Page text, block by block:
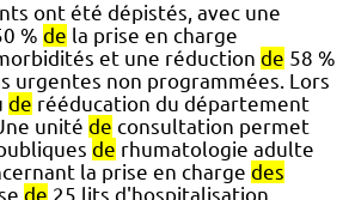
ont été dépistés, avec une
% de la prise en charge
et une réduction de 58 %
urgentes non programmées. Lors
de rééducation du département
unité de consultation permet
de rhumatologie adulte
la prise en charge des
de 25 lits d'hospitalisation